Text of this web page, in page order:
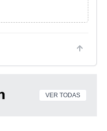
VER TODAS